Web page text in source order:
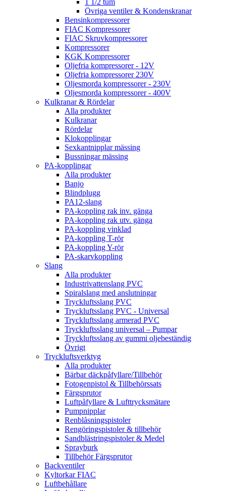
1 1/2 tum
Övriga ventiler & Kondenskranar
Bensinkompressorer
FIAC Kompressorer
FIAC Skruvkompressorer
Kompressorer
KGK Kompressorer
Oljefria kompressorer - 12V
Oljefria kompressorer 230V
Oljesmorda kompressorer - 230V
Oljesmorda kompressorer - 400V
Kulkranar & Rördelar
Alla produkter
Kulkranar
Rördelar
Klokopplingar
Sexkantnipplar mässing
Bussningar mässing
PA-kopplingar
Alla produkter
Banjo
Blindplugg
PA12-slang
PA-koppling rak inv. gänga
PA-koppling rak utv. gänga
PA-koppling vinklad
PA-koppling T-rör
PA-koppling Y-rör
PA-skarvkoppling
Slang
Alla produkter
Industrivattenslang PVC
Spiralslang med anslutningar
Tryckluftsslang PVC
Tryckluftsslang PVC - Universal
Tryckluftsslang armerad PVC
Tryckluftsslang universal – Pumpar
Tryckluftsslang av gummi oljebeständig
Övrigt
Tryckluftsverktyg
Alla produkter
Bärbar däckpåfyllare/Tillbehör
Fotogenpistol & Tillbehörssats
Färgsprutor
Luftpåfyllare & Lufttrycksmätare
Pumpnipplar
Renblåsningspistoler
Rengöringspistoler & tillbehör
Sandblästringspistoler & Medel
Sprayburk
Tillbehör Färgsprutor
Backventiler
Kyltorkar FIAC
Luftbehållare